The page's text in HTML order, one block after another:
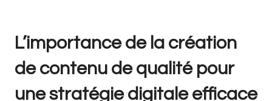
L’importance de la création
de contenu de qualité pour
une stratégie digitale efficace